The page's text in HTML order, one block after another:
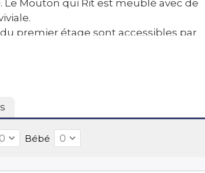
Mouton qui Rit est meublé avec de
premier étage sont accessibles par
(très grandes) ont un lit double de
multifonctionnelle (32m2) avec une
(11m2) et convient aux jeunes ou aux
idéales en été mais elles sont
de vraies chambres.
Bébé